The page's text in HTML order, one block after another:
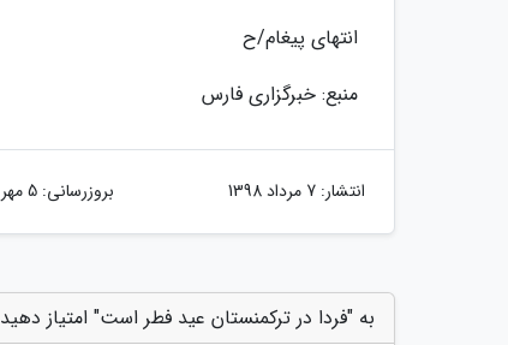
انتهای پیغام/ح
منبع: خبرگزاری فارس
انتشار: 7 مرداد 1398 بروزرسانی: 5 مهر 1399
به "فردا در ترکمنستان عید فطر است" امتیاز دهید